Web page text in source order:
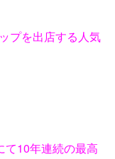
プを出店する人気
て10年連続の最高